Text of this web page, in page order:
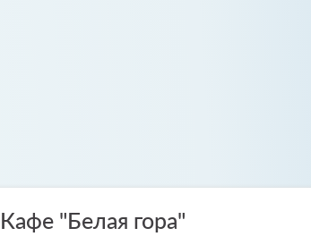
Кафе "Белая гора"